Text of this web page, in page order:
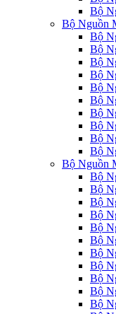
Bộ
Bộ Nguồn
Bộ
Bộ
Bộ
Bộ
Bộ
Bộ
Bộ
Bộ
Bộ
Bộ
Bộ Nguồn
Bộ
Bộ
Bộ
Bộ
Bộ
Bộ
Bộ
Bộ
Bộ
Bộ
Bộ